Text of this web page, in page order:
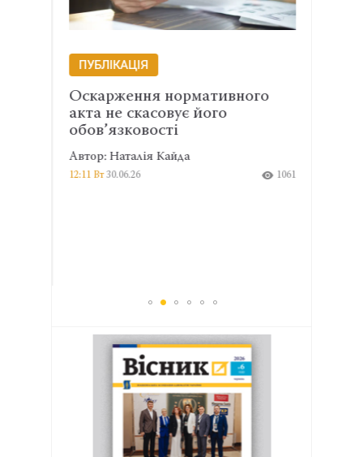
ПУБЛІКАЦІЯ
Оскарження нормативного
акта не скасовує його
обов’язковості
Автор: Наталія Кайда
12:11 Вт30.06.26 1061